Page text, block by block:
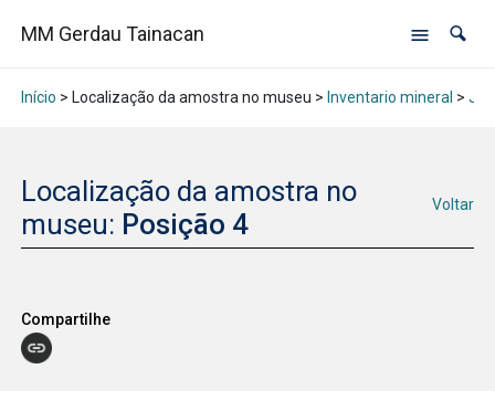
MM Gerdau Tainacan
Início > Localização da amostra no museu > Inventario mineral >
Localização da amostra no
museu: Posição 4
Voltar
Compartilhe